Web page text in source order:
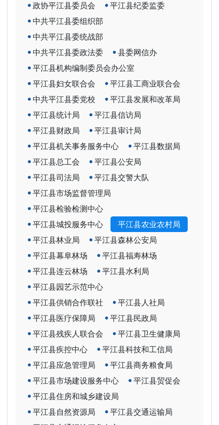
政协平江县委员会
平江县纪委监委
中共平江县委组织部
中共平江县委统战部
中共平江县委政法委
县委网信办
平江县机构编制委员会办公室
平江县妇女联合会
平江县工商业联合会
中共平江县委党校
平江县发展和改革局
平江县统计局
平江县信访局
平江县财政局
平江县审计局
平江县机关事务服务中心
平江县数据局
平江县总工会
平江县公安局
平江县司法局
平江县交警大队
平江县市场监督管理局
平江县检验检测中心
平江县城投服务中心
平江县农业农村局
平江县林业局
平江县森林公安局
平江县幕阜林场
平江县福寿林场
平江县连云林场
平江县水利局
平江县园艺示范中心
平江县供销合作联社
平江县人社局
平江县医疗保障局
平江县民政局
平江县残疾人联合会
平江县卫生健康局
平江县疾控中心
平江县科技和工信局
平江县应急管理局
平江县商务粮食局
平江县市场建设服务中心
平江县贸促会
平江县住房和城乡建设局
平江县自然资源局
平江县交通运输局